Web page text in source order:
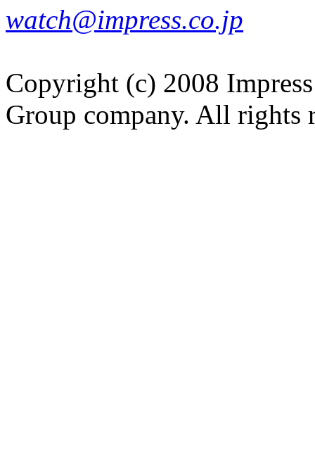
watch@impress.co.jp
Copyright (c) 2008
Group company. All rights